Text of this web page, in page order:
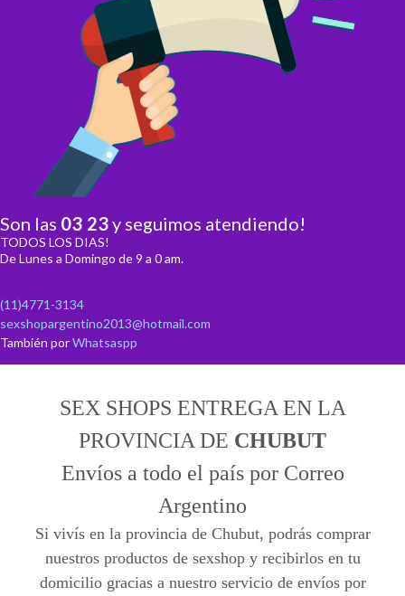
Son las 03 23y seguimos atendiendo!
TODOS LOS DIAS!
De Lunes a Domingo de 9 a 0 am.
(11)4771-3134
sexshopargentino2013@hotmail.com
También porWhatsaspp
SEX SHOPS ENTREGA EN LA
PROVINCIA DE CHUBUT
Envíos a todo el país por Correo
Argentino
Si vivís en la provincia de Chubut, podrás comprar
nuestros productos de sexshop y recibirlos en tu
domicilio gracias a nuestro servicio de envíos por